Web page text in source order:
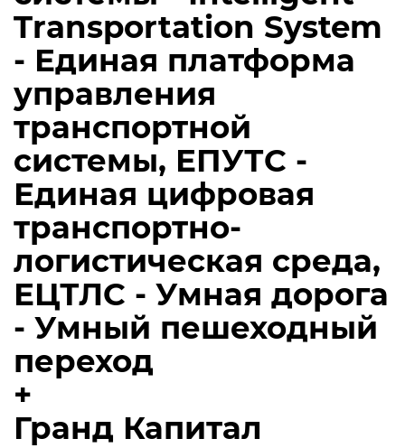
Transportation System
- Единая платформа
управления
транспортной
системы, ЕПУТС -
Единая цифровая
транспортно-
логистическая среда,
ЕЦТЛС - Умная дорога
- Умный пешеходный
переход
+
Гранд Капитал